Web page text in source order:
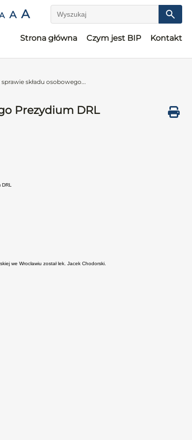
A A Wyszukaj
Strona główna Czym jest BIP Kontakt
sprawie składu osobowego...
Prezydium DRL
we Wrocławiu został lek. Jacek Chodorski.